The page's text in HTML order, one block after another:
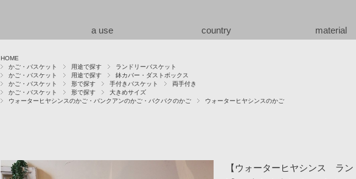
a use country material
HOME
かご・バスケット
用途で探す
ランドリーバスケット
かご・バスケット
用途で探す
鉢カバー・ダストボックス
かご・バスケット
形で探す 手付きバスケット
両手付き
かご・バスケット
形で探す
大きめサイズ
ウォーターヒヤシンスのかご・バンクアンのかご・バクバクのかご
ウォーターヒヤシンスのかご
【ウォーターヒヤシンス ラ